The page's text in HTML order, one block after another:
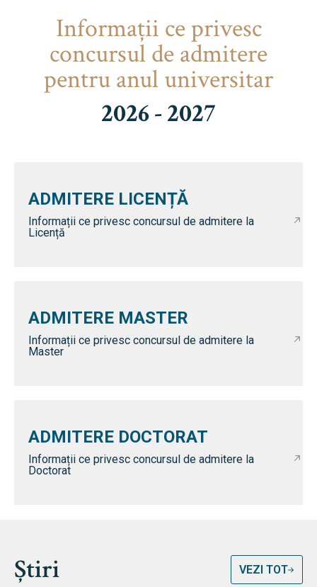
Informaţii ce privesc
concursul de admitere
pentru anul universitar
2026 - 2027
ADMITERE LICENȚĂ
Informații ce privesc concursul de admitere la
Licență
ADMITERE MASTER
Informații ce privesc concursul de admitere la
Master
ADMITERE DOCTORAT
Informații ce privesc concursul de admitere la
Doctorat
Știri VEZI TOT